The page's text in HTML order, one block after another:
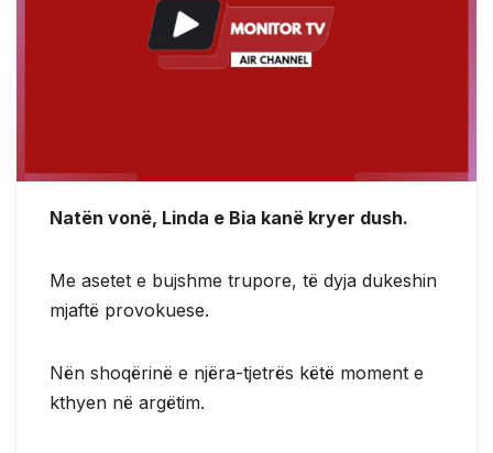
Natën vonë, Linda e Bia kanë kryer dush.
Me asetet e bujshme trupore, të dyja dukeshin
mjaftë provokuese.
Nën shoqërinë e njëra-tjetrës këtë moment e
kthyen në argëtim.